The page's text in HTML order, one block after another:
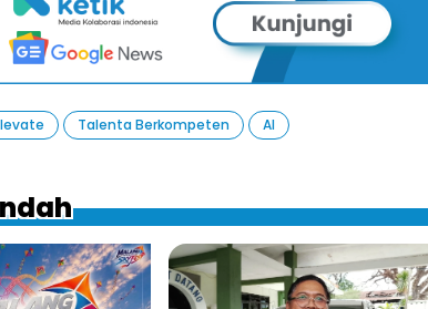
Talenta Berkompeten AI